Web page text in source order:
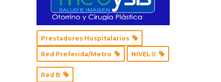
Prestadores Hospitalarios
Red Preferida/Metro NIVEL II
Red B